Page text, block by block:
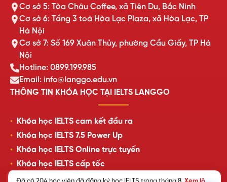
Cơ sở 5: Tòa Châu Coffee, xã Tiên Du, Bắc Ninh
Cơ sở 6: Tầng 3 toà Hòa Lạc Plaza, xã Hòa Lạc, TP
Hà Nội
Cơ sở 7: Số 169 Xuân Thủy, phường Cầu Giấy, TP Hà
Nội
Hotline: 0899.199.985
Email: info@langgo.edu.vn
THÔNG TIN KHÓA HỌC TẠI IELTS LANGGO
Khóa học IELTS cam kết đầu ra
Khóa học IELTS 7.5 Power Up
Khóa học IELTS Online trực tuyến
Khóa học IELTS cấp tốc
Lịch khai giảng lớp học mới nhất